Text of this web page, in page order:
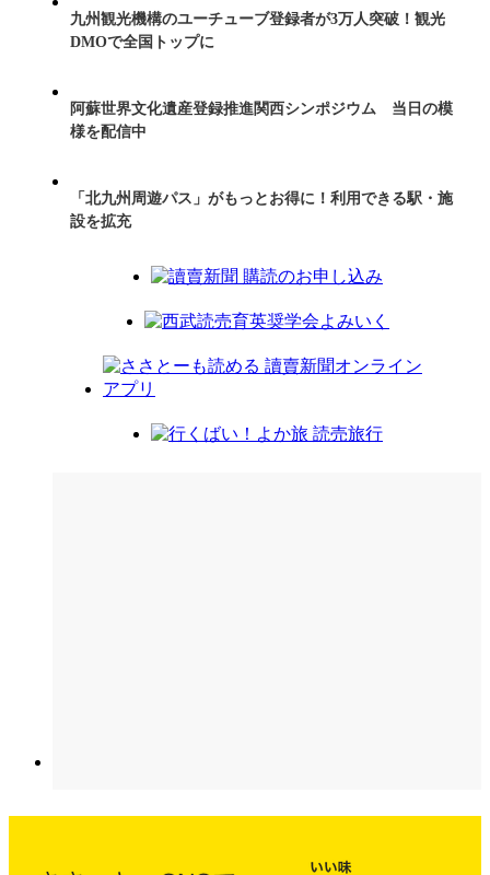
九州観光機構のユーチューブ登録者が3万人突破！観光
DMOで全国トップに
阿蘇世界文化遺産登録推進関西シンポジウム 当日の模
様を配信中
「北九州周遊パス」がもっとお得に！利用できる駅・施
設を拡充